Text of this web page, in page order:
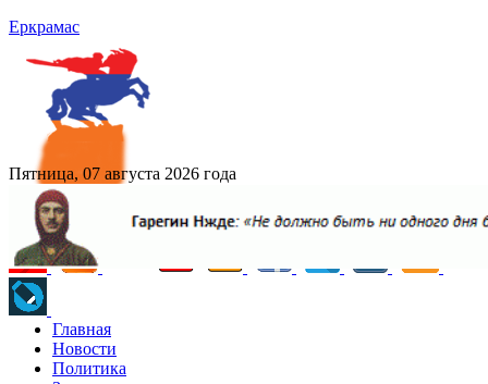
Еркрамас
Пятница, 07 августа 2026 года
Главная
Новости
Политика